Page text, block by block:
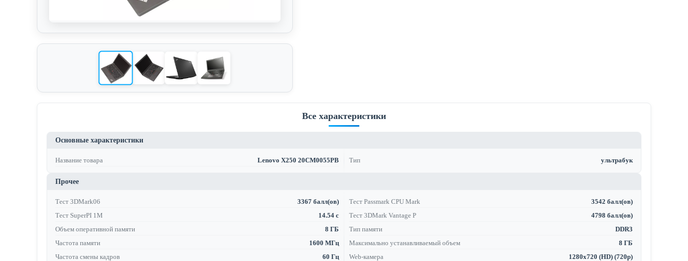
Все характеристики
Основные характеристики
Название товара Lenovo X250 20CM0055PB Тип ультрабук
Прочее
Тест 3DMark06 3367 балл(ов) Тест Passmark CPU Mark
3542 балл(ов)
Тест SuperPI 1M
14.54 с Тест 3DMark Vantage P
4798 балл(ов)
Объем оперативной памяти
8 ГБ Тип памяти
DDR3
Частота памяти
1600 МГц Максимально устанавливаемый объем
8 ГБ
Частота смены кадров
60 Гц Web-камера
1280x720 (HD) (720p)